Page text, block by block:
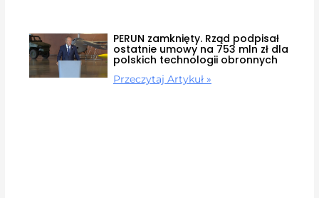
PERUN zamknięty. Rząd podpisał
ostatnie umowy na 753 mln zł dla
polskich technologii obronnych
Przeczytaj Artykuł »